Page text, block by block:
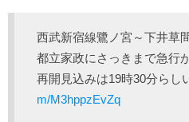
西武新宿線鷺ノ宮～下井草
都立家政にさっきまで急行
再開見込みは19時30分らし
m/M3hppzEvZq